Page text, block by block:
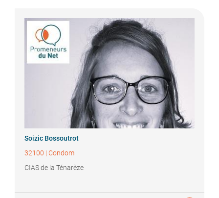
Soizic Bossoutrot
32100 | Condom
CIAS de la Ténarèze